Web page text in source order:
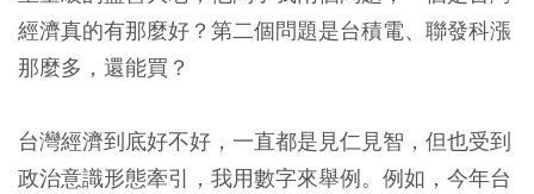
經濟真的有那麼好？第二個問題是台積電、聯發科漲
那麼多，還能買？
台灣經濟到底好不好，一直都是見仁見智，但也受到
政治意識形態牽引，我用數字來舉例。例如，今年台